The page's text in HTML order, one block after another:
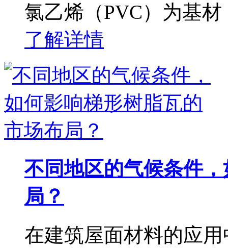
氯乙烯（PVC）为基材
了解详情
不同地区的气候条件
局？
在建筑屋面材料的应